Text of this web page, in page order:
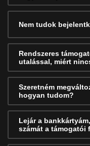
Nem tudok
Rendszeres
utalással, miért
Szeretném
hogyan tudom?
Lejár a
számát a támogatói